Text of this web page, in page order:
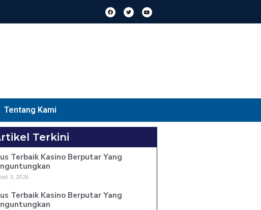
Tentang Kami
Terkini
Terbaik Kasino Berputar Yang
3, 2026
Terbaik Kasino Berputar Yang